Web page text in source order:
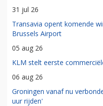
31 jul 26
Transavia opent komende
Brussels Airport
05 aug 26
KLM stelt eerste
06 aug 26
Groningen vanaf nu
uur rijden'